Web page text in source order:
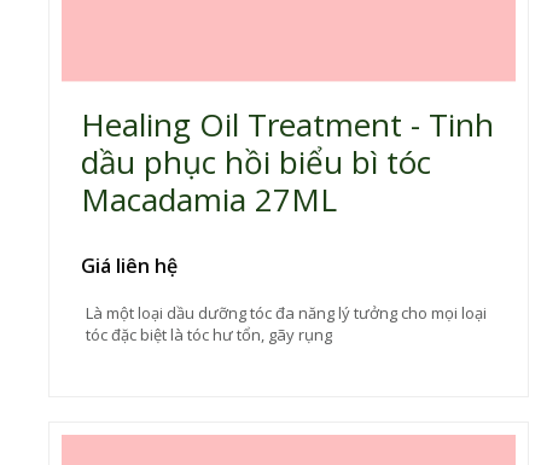
Healing Oil Treatment - Tinh
dầu phục hồi biểu bì tóc
Macadamia 27ML
Giá liên hệ
Là một loại dầu dưỡng tóc đa năng lý tưởng cho mọi loại
tóc đặc biệt là tóc hư tổn, gãy rụng